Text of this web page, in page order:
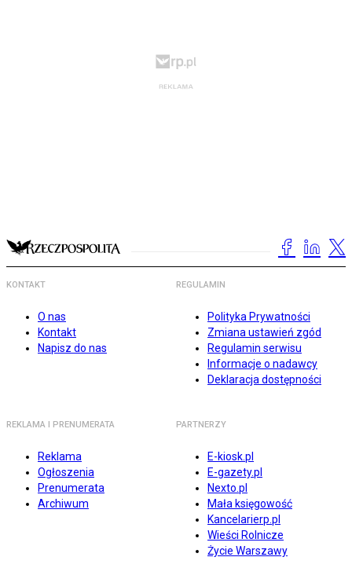
KONTAKT
O nas
Kontakt
Napisz do nas
REGULAMIN
Polityka Prywatności
Zmiana ustawień zgód
Regulamin serwisu
Informacje o nadawcy
Deklaracja dostępności
REKLAMA I PRENUMERATA
Reklama
Ogłoszenia
Prenumerata
Archiwum
PARTNERZY
E-kiosk.pl
E-gazety.pl
Nexto.pl
Mała księgowość
Kancelarierp.pl
Wieści Rolnicze
Życie Warszawy